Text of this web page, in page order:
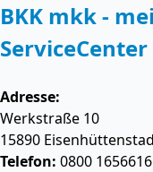
BKK mkk -
Adresse:
Werkstraße 10
15890
Telefon: 0800 1656616